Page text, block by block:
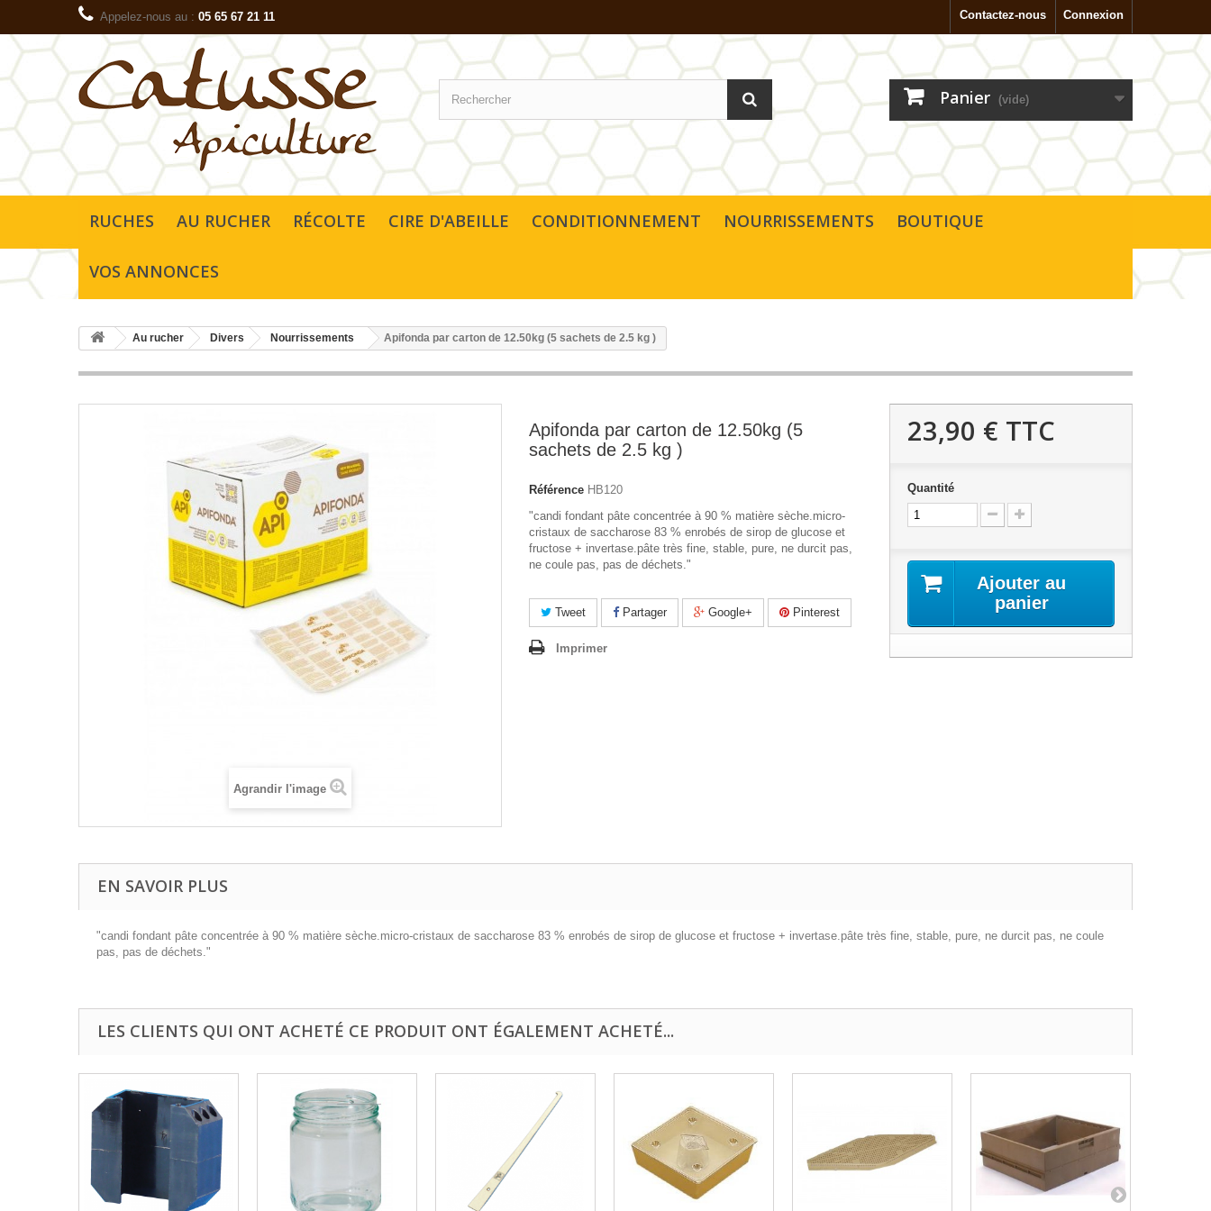
Connexion
Contactez-nous
Appelez-nous au : 05 65 67 21 11
Panier (vide)
RUCHES AU RUCHER RÉCOLTE CIRE D'ABEILLE CONDITIONNEMENT NOURRISSEMENTS BOUTIQUE
VOS ANNONCES
Au rucher Divers Nourrissements Apifonda par carton de 12.50kg (5 sachets de 2.5 kg )
Agrandir l'image
Apifonda par carton de 12.50kg (5
sachets de 2.5 kg )
Référence HB120
"candi fondant pâte concentrée à 90 % matière sèche.micro-
cristaux de saccharose 83 % enrobés de sirop de glucose et
fructose + invertase.pâte très fine, stable, pure, ne durcit pas,
ne coule pas, pas de déchets."
Tweet Partager Google+ Pinterest
Imprimer
23,90 € TTC
Quantité
Ajouter au
panier
EN SAVOIR PLUS
"candi fondant pâte concentrée à 90 % matière sèche.micro-cristaux de saccharose 83 % enrobés de sirop de glucose et fructose + invertase.pâte très fine, stable, pure, ne durcit pas, ne coule
pas, pas de déchets."
LES CLIENTS QUI ONT ACHETÉ CE PRODUIT ONT ÉGALEMENT ACHETÉ...